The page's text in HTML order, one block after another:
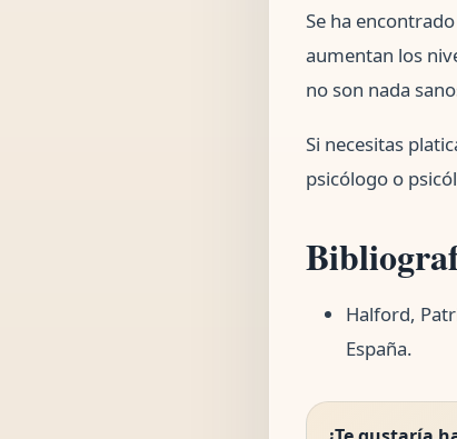
Se ha
aumentan los
no son nada
Si necesitas
psicólogo o
Halford,
España.